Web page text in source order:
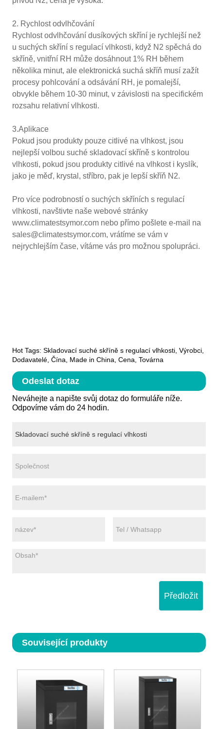
2. Rychlost odvlhčování
Rychlost odvlhčování dusíkových skříní je rychlejší než
u suchých skříní s regulací vlhkosti, když N2 spěchá do
skříně, vnitřní RH může dosáhnout 1% RH během
několika minut, ale elektronická suchá skříň musí zažít
procesy pohlcování a odsávání RH, je pomalejší,
obvykle během 10-30 minut, v závislosti na specifickém
rozsahu relativní vlhkosti.
3.Aplikace
Pokud jsou produkty pouze citlivé na vlhkost, jsou
nejlepší volbou suché skladovací skříně s kontrolou
vlhkosti, pokud jsou produkty citlivé na vlhkost i kyslík,
jako je měď, krystal, stříbro, pak je lepší skříň N2.
Pro více podrobností o suchých skříních s regulací
vlhkosti, navštivte naše webové stránky
www.climatestsymor.com nebo přímo pošlete e-mail na
sales@climatestsymor.com, vrátíme se vám v
nejrychlejším čase, vítáme vás pro možnou spolupráci.
Hot Tags: Skladovací suché skříně s regulací vlhkosti, Výrobci,
Dodavatelé, Čína, Made in China, Cena, Továrna
Odeslat dotaz
Neváhejte a napište svůj dotaz do formuláře níže.
Odpovíme vám do 24 hodin.
Předložit
Související produkty